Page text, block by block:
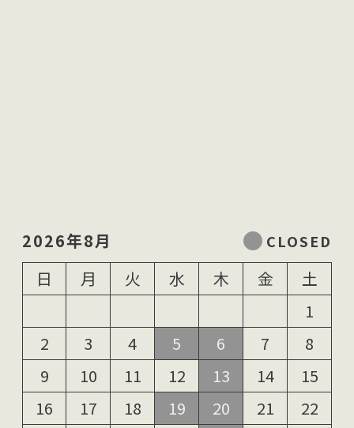
2026年8月
日
月 火 水 木 金
土
1
2
3 4 5 6 7
8
9
10 11 12 13 14
15
16
17 18 19 20 21
22